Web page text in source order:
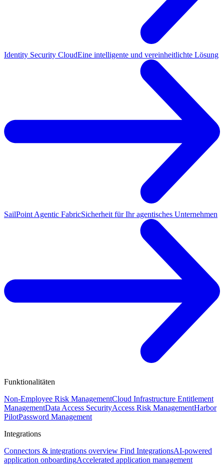
Identity Security CloudEine intelligente und vereinheitlichte Lösung
SailPoint Agentic FabricSicherheit für Ihr agentisches Unternehmen
Funktionalitäten
Non-Employee Risk ManagementCloud Infrastructure Entitlement
ManagementData Access SecurityAccess Risk ManagementHarbor
PilotPassword Management
Integrations
Connectors & integrations overview Find IntegrationsAI-powered
application onboardingAccelerated application management